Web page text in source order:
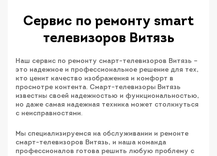
Сервис по ремонту smart
телевизоров Витязь
Наш сервис по ремонту смарт-телевизоров Витязь –
это надежное и профессиональное решение для тех,
кто ценит качество изображения и комфорт в
просмотре контента. Смарт-телевизоры Витязь
известны своей надежностью и функциональностью,
но даже самая надежная техника может столкнуться
с неисправностями.
Мы специализируемся на обслуживании и ремонте
смарт-телевизоров Витязь, и наша команда
профессионалов готова решить любую проблему с